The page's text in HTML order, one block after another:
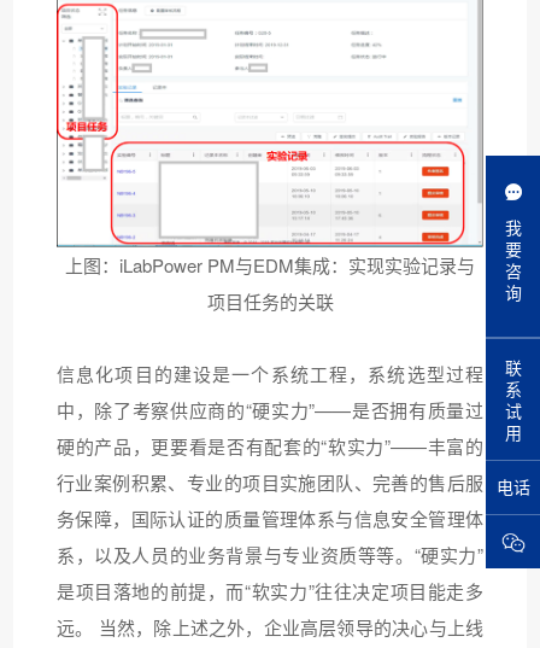
我
要
咨
询
联
系
试
用
电话
上图：iLabPower PM与EDM集成：实现实验记录与
项目任务的关联
信息化项目的建设是一个系统工程，系统选型过程
中，除了考察供应商的“硬实力”——是否拥有质量过
硬的产品，更要看是否有配套的“软实力”——丰富的
行业案例积累、专业的项目实施团队、完善的售后服
务保障，国际认证的质量管理体系与信息安全管理体
系，以及人员的业务背景与专业资质等等。“硬实力”
是项目落地的前提，而“软实力”往往决定项目能走多
远。 当然，除上述之外，企业高层领导的决心与上线